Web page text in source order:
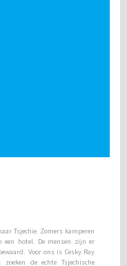
Tsjechie. Zomers kamperen
hotel. De mensen zijn er
Voor ons is Cesky Ray
de echte Tsjechische